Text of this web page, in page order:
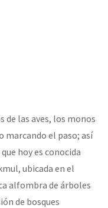
de las aves, los monos
marcando el paso; así
hoy es conocida
ubicada en el
alfombra de árboles
de bosques